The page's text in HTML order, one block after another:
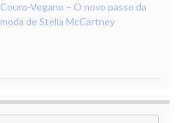
Couro-Vegano – O novo passo da
moda de Stella McCartney